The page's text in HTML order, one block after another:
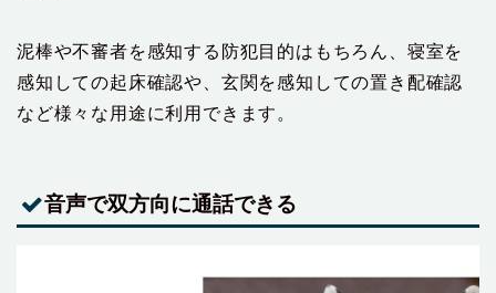
泥棒や不審者を感知する防犯目的はもちろん、寝室を
感知しての起床確認や、玄関を感知しての置き配確認
など様々な用途に利用できます。
音声で双方向に通話できる